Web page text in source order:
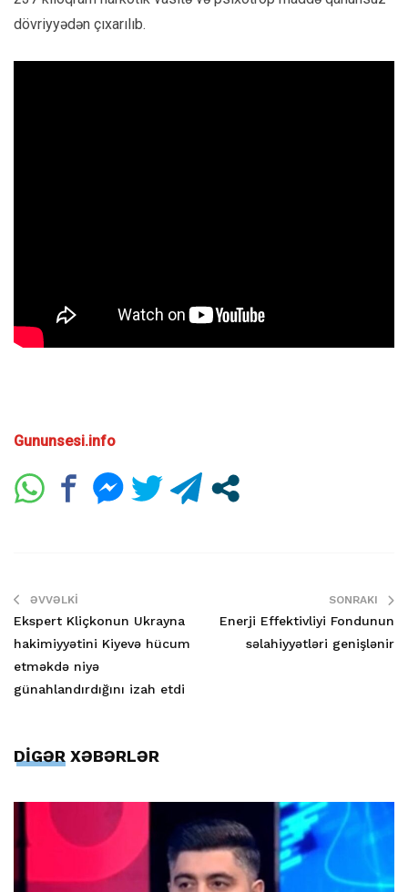
dövriyyədən çıxarılıb.
Gununsesi.info
ƏVVƏLKI
Ekspert Kliçkonun Ukrayna
hakimiyyətini Kiyevə hücum
etməkdə niyə
günahlandırdığını izah etdi
SONRAKI
Enerji Effektivliyi Fondunun
səlahiyyətləri genişlənir
DİGƏR XƏBƏRLƏR